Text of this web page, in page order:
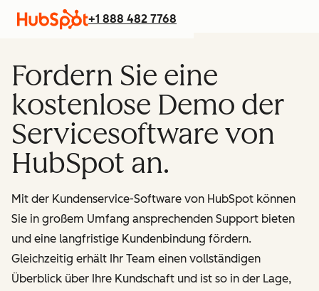
+1 888 482 7768
Fordern Sie eine
kostenlose Demo der
Servicesoftware von
HubSpot an.
Mit der Kundenservice-Software von HubSpot können
Sie in großem Umfang ansprechenden Support bieten
und eine langfristige Kundenbindung fördern.
Gleichzeitig erhält Ihr Team einen vollständigen
Überblick über Ihre Kundschaft und ist so in der Lage,